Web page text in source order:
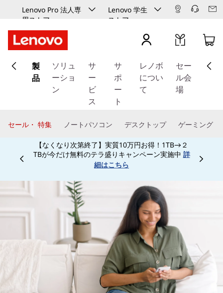
Lenovo Pro 法人専
用ストア
Lenovo 学生
ストア
イ
ン
ッ
る
製
品
ソリュ
ーショ
ン
サ
ー
ビ
ス
サ
ポ
ー
ト
レノボ
につい
て
セー
ル会
場
セール・ 特集 ノートパソコン デスクトップ ゲーミング
【なくなり次第終了】実質10万円お得！1TB→２
TBが今だけ無料のテラ盛りキャンペーン実施中 詳
細はこちらCurrently displaying item 3 of